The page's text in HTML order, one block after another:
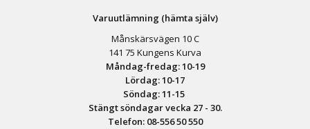
Varuutlämning (hämta själv)
Månskärsvägen 10 C
141 75 Kungens Kurva
Måndag-fredag: 10-19
Lördag: 10-17
Söndag: 11-15
Stängt söndagar vecka 27 - 30.
Telefon: 08-556 50 550